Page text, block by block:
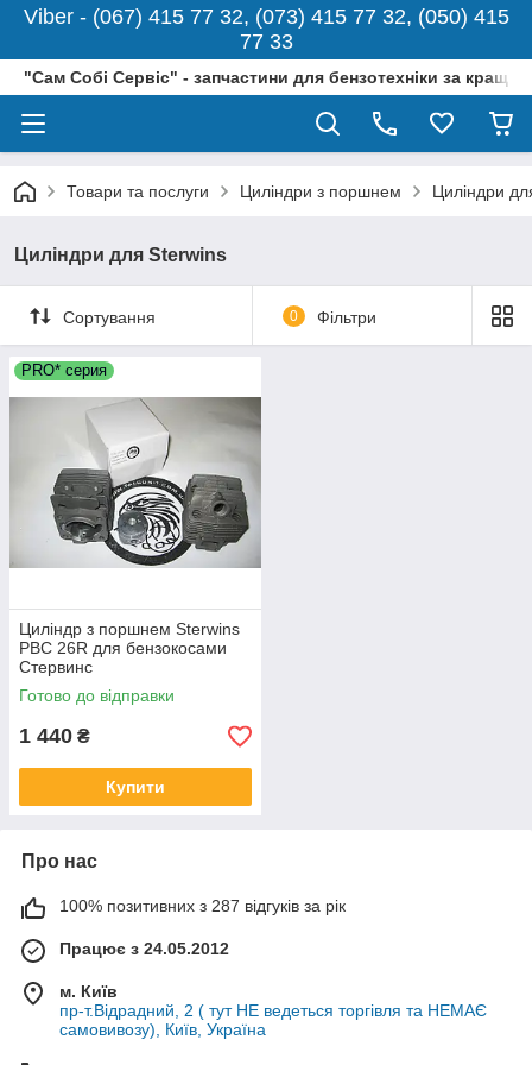
Viber - (067) 415 77 32, (073) 415 77 32, (050) 415
77 33
"Сам Собі Сервіс" - запчастини для бензотехніки за
Товари та послуги Циліндри з поршнем Циліндри
Циліндри для Sterwins
Сортування 0 Фільтри
PRO* серия
Циліндр з поршнем Sterwins
PBC 26R для бензокосами
Стервинс
Готово до відправки
1 440 ₴
Купити
Про нас
100% позитивних з 287 відгуків за рік
Працює з 24.05.2012
м. Київ
пр-т.Відрадний, 2 ( тут НЕ ведеться торгівля та НЕМАЄ
самовивозу), Київ, Україна